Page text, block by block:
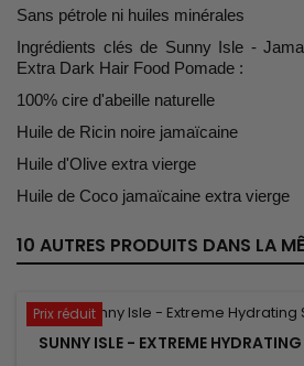
Sans pétrole ni huiles minérales
Ingrédients clés de Sunny Isle -
Extra Dark Hair Food Pomade :
100% cire d'abeille naturelle
Huile de Ricin noire jamaïcaine
Huile d'Olive extra vierge
Huile de Coco jamaïcaine extra vierge
10 AUTRES PRODUITS DANS LA
Prix réduit
SUNNY ISLE - EXTREME